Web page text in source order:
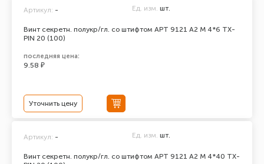
Винт секретн. полукр/гл. со штифтом АРТ 9121 А2 M 4*6 TX-
PIN 20 (100)
Артикул: - Ед. изм. шт.
последняя цена:
9.58 ₽
Уточнить цену
Винт секретн. полукр/гл. со штифтом АРТ 9121 А2 M 4*40 TX-
Артикул: - Ед. изм. шт.